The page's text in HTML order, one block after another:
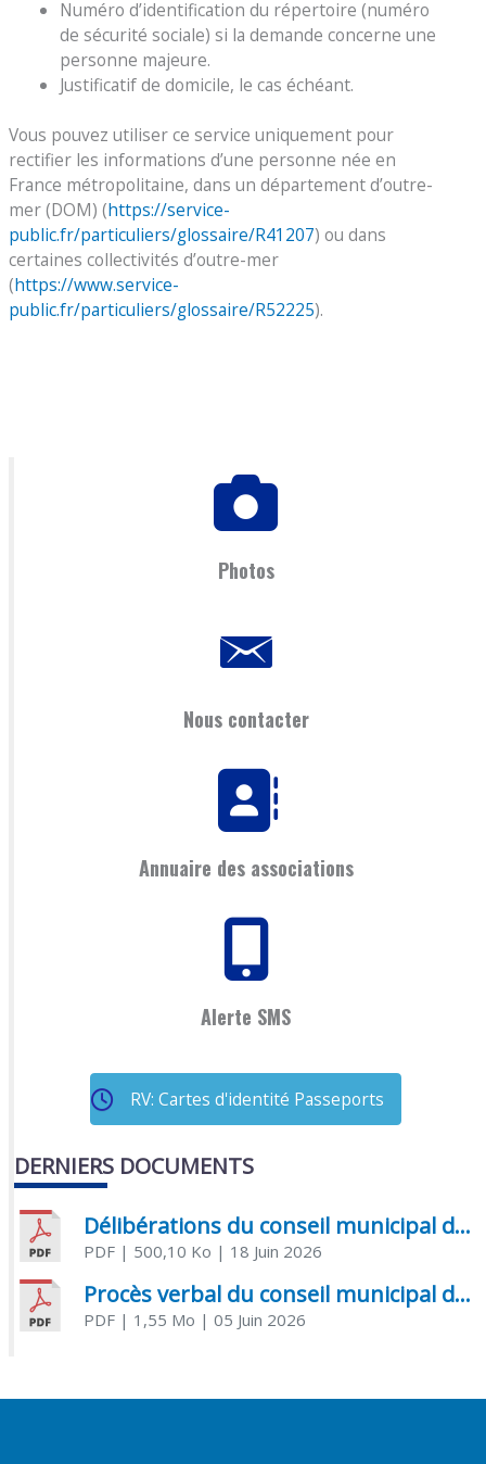
Numéro d’identification du répertoire (numéro
de sécurité sociale) si la demande concerne une
personne majeure.
Justificatif de domicile, le cas échéant.
Vous pouvez utiliser ce service uniquement pour
rectifier les informations d’une personne née en
France métropolitaine, dans un département d’outre-
mer (DOM) (https://service-
public.fr/particuliers/glossaire/R41207) ou dans
certaines collectivités d’outre-mer
(https://www.service-
public.fr/particuliers/glossaire/R52225).
Photos
Nous contacter
Annuaire des associations
Alerte SMS
RV: Cartes d'identité Passeports
DERNIERS DOCUMENTS
Délibérations du conseil municipal du 18 juin 2026
PDF| 500,10 Ko | 18 Juin 2026
Procès verbal du conseil municipal du 05 juin 2026
PDF| 1,55 Mo | 05 Juin 2026